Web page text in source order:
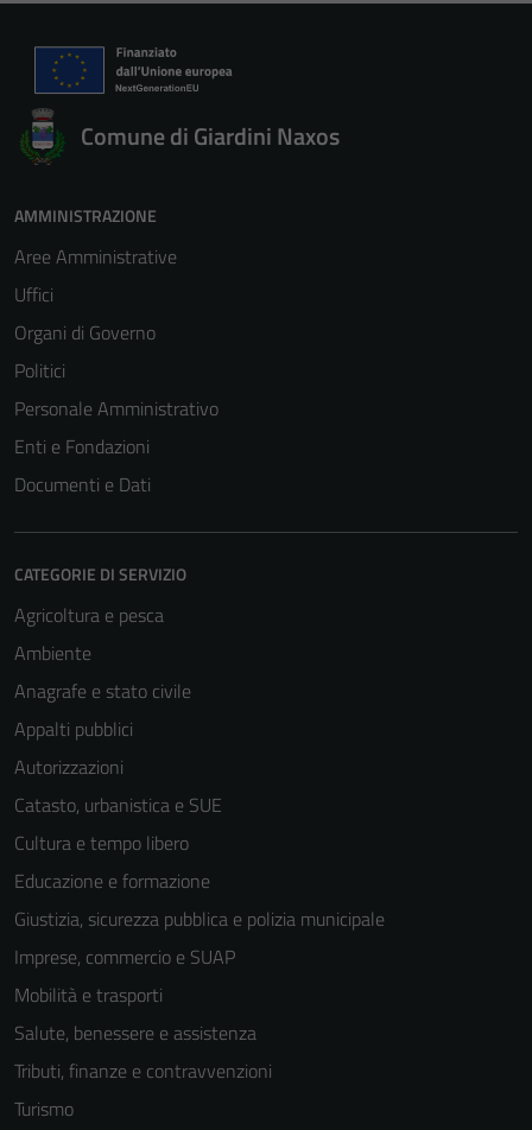
Comune di Giardini Naxos
AMMINISTRAZIONE
Aree Amministrative
Uffici
Organi di Governo
Politici
Personale Amministrativo
Enti e Fondazioni
Documenti e Dati
CATEGORIE DI SERVIZIO
Agricoltura e pesca
Ambiente
Anagrafe e stato civile
Appalti pubblici
Autorizzazioni
Catasto, urbanistica e SUE
Cultura e tempo libero
Educazione e formazione
Giustizia, sicurezza pubblica e polizia municipale
Imprese, commercio e SUAP
Mobilità e trasporti
Salute, benessere e assistenza
Tributi, finanze e contravvenzioni
Turismo